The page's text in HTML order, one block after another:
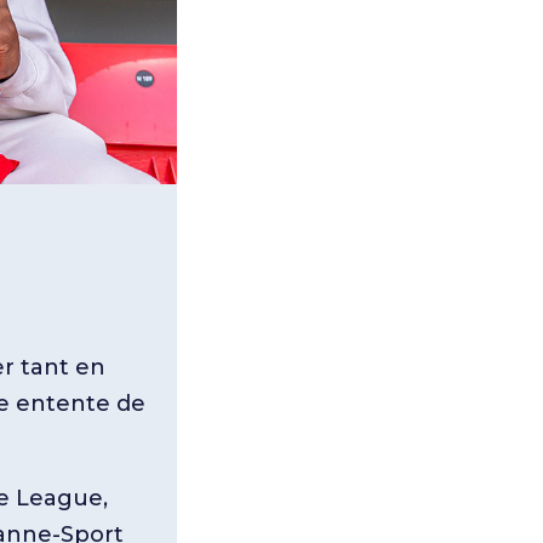
tant en
entente de
League,
Sport